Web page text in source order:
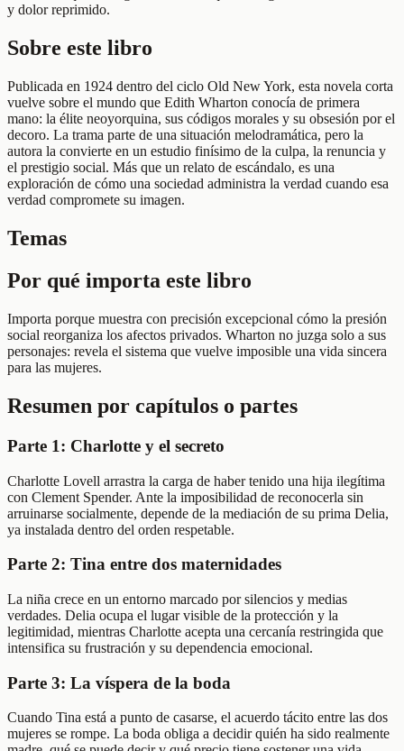
y dolor reprimido.
Sobre este libro
Publicada en 1924 dentro del ciclo Old New York, esta novela corta
vuelve sobre el mundo que Edith Wharton conocía de primera
mano: la élite neoyorquina, sus códigos morales y su obsesión por el
decoro. La trama parte de una situación melodramática, pero la
autora la convierte en un estudio finísimo de la culpa, la renuncia y
el prestigio social. Más que un relato de escándalo, es una
exploración de cómo una sociedad administra la verdad cuando esa
verdad compromete su imagen.
Temas
Por qué importa este libro
Importa porque muestra con precisión excepcional cómo la presión
social reorganiza los afectos privados. Wharton no juzga solo a sus
personajes: revela el sistema que vuelve imposible una vida sincera
para las mujeres.
Resumen por capítulos o partes
Parte 1: Charlotte y el secreto
Charlotte Lovell arrastra la carga de haber tenido una hija ilegítima
con Clement Spender. Ante la imposibilidad de reconocerla sin
arruinarse socialmente, depende de la mediación de su prima Delia,
ya instalada dentro del orden respetable.
Parte 2: Tina entre dos maternidades
La niña crece en un entorno marcado por silencios y medias
verdades. Delia ocupa el lugar visible de la protección y la
legitimidad, mientras Charlotte acepta una cercanía restringida que
intensifica su frustración y su dependencia emocional.
Parte 3: La víspera de la boda
Cuando Tina está a punto de casarse, el acuerdo tácito entre las dos
mujeres se rompe. La boda obliga a decidir quién ha sido realmente